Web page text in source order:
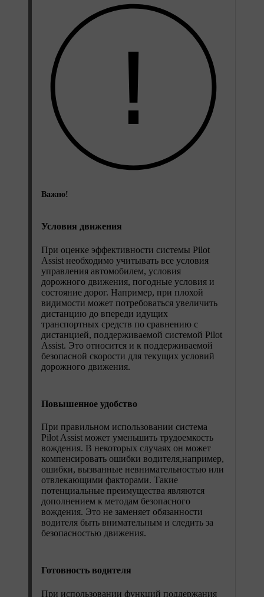
Важно!
Условия движения
При оценке эффективности системы Pilot
Assist необходимо учитывать все условия
управления автомобилем, условия
дорожного движения, погодные условия и
состояние дорог. Например, при плохой
видимости может потребоваться увеличить
дистанцию до впереди идущих
транспортных средств по сравнению с
дистанцией, поддерживаемой системой Pilot
Assist. Это относится и к поддерживаемой
безопасной скорости для текущих условий
дорожного движения.
Повышенное удобство
При правильном использовании система
Pilot Assist может уменьшить трудоемкость
вождения. В некоторых случаях он может
компенсировать ошибки водителя,например,
ошибки, вызванные невнимательностью или
отвлекающими факторами. Такие
потенциальные преимущества являются
дополнением к методам безопасного
вождения. Это не заменяет обязанности
водителя быть внимательным и следить за
безопасностью движения.
Готовность водителя
При использовании функций поддержания